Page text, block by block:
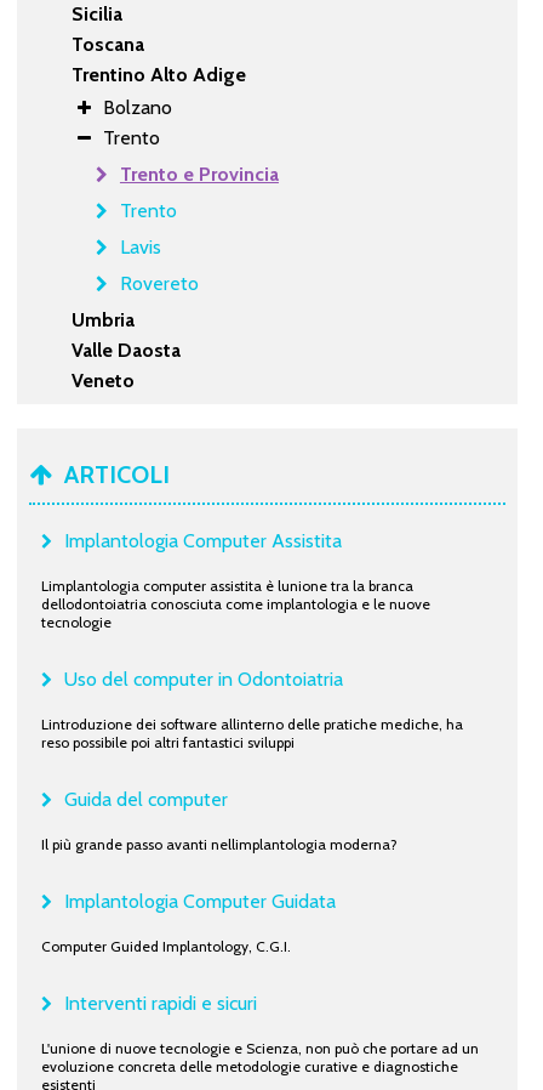
Sicilia
Toscana
Trentino Alto Adige
Bolzano
Trento
Trento e Provincia
Trento
Lavis
Rovereto
Umbria
Valle Daosta
Veneto
ARTICOLI
Implantologia Computer Assistita
Limplantologia computer assistita è lunione tra la branca
dellodontoiatria conosciuta come implantologia e le nuove
tecnologie
Uso del computer in Odontoiatria
Lintroduzione dei software allinterno delle pratiche mediche, ha
reso possibile poi altri fantastici sviluppi
Guida del computer
Il più grande passo avanti nellimplantologia moderna?
Implantologia Computer Guidata
Computer Guided Implantology, C.G.I.
Interventi rapidi e sicuri
L'unione di nuove tecnologie e Scienza, non può che portare ad un
evoluzione concreta delle metodologie curative e diagnostiche
esistenti